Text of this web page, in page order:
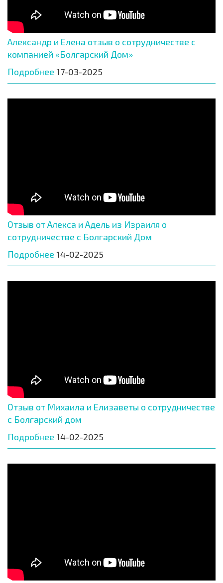
Александр и Елена отзыв о сотрудничестве с
компанией «Болгарский Дом»
Подробнее 17-03-2025
Отзыв от Алекса и Адель из Израиля о
сотрудничестве с Болгарский Дом
Подробнее 14-02-2025
Отзыв от Михаила и Елизаветы о сотрудничестве
с Болгарский дом
Подробнее 14-02-2025